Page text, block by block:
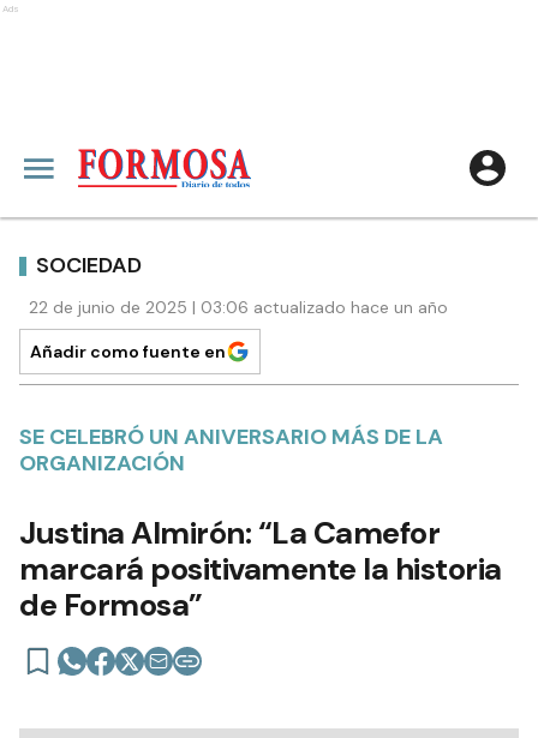
Ads
SOCIEDAD
22 de junio de 2025 | 03:06 actualizado hace un año
Añadir como fuente en
SE CELEBRÓ UN ANIVERSARIO MÁS DE LA
ORGANIZACIÓN
Justina Almirón: “La Camefor
marcará positivamente la historia
de Formosa”